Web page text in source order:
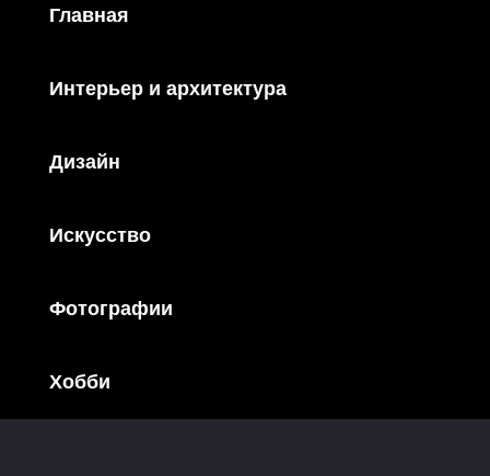
Главная
Интерьер и архитектура
Дизайн
Искусство
Фотографии
Хобби